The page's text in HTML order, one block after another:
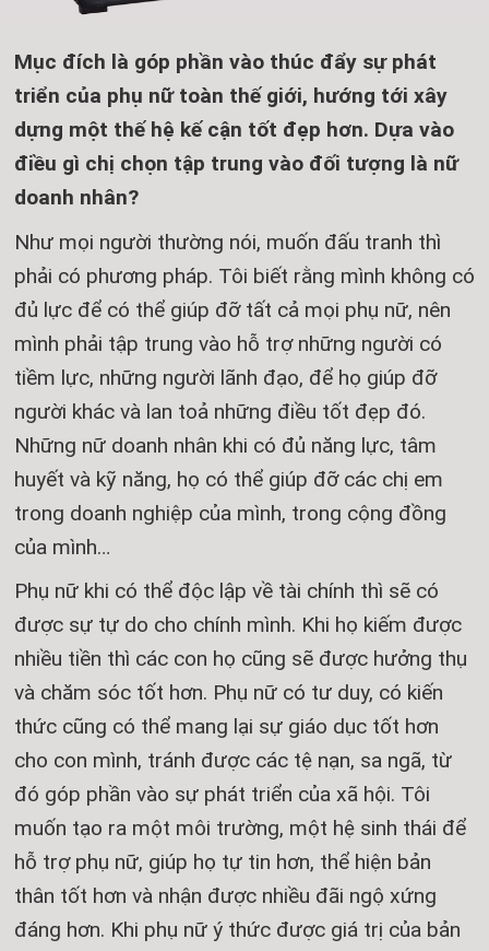
Mục đích là góp phần vào thúc đẩy sự phát
triển của phụ nữ toàn thế giới, hướng tới xây
dựng một thế hệ kế cận tốt đẹp hơn. Dựa vào
điều gì chị chọn tập trung vào đối tượng là nữ
doanh nhân?
Như mọi người thường nói, muốn đấu tranh thì
phải có phương pháp. Tôi biết rằng mình không có
đủ lực để có thể giúp đỡ tất cả mọi phụ nữ, nên
mình phải tập trung vào hỗ trợ những người có
tiềm lực, những người lãnh đạo, để họ giúp đỡ
người khác và lan toả những điều tốt đẹp đó.
Những nữ doanh nhân khi có đủ năng lực, tâm
huyết và kỹ năng, họ có thể giúp đỡ các chị em
trong doanh nghiệp của mình, trong cộng đồng
của mình…
Phụ nữ khi có thể độc lập về tài chính thì sẽ có
được sự tự do cho chính mình. Khi họ kiếm được
nhiều tiền thì các con họ cũng sẽ được hưởng thụ
và chăm sóc tốt hơn. Phụ nữ có tư duy, có kiến
thức cũng có thể mang lại sự giáo dục tốt hơn
cho con mình, tránh được các tệ nạn, sa ngã, từ
đó góp phần vào sự phát triển của xã hội. Tôi
muốn tạo ra một môi trường, một hệ sinh thái để
hỗ trợ phụ nữ, giúp họ tự tin hơn, thể hiện bản
thân tốt hơn và nhận được nhiều đãi ngộ xứng
đáng hơn. Khi phụ nữ ý thức được giá trị của bản